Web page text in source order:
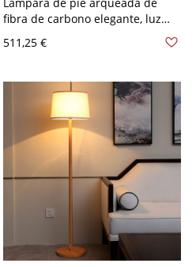
fibra de carbono elegante, luz
alta y curva - 110 A 120 V Negro
511,25 €